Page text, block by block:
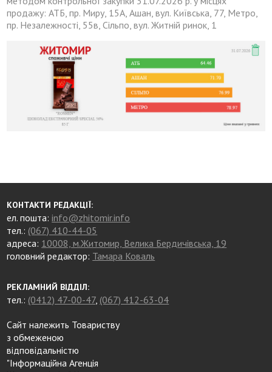
продажу: АТБ, пр. Миру, 15А, Ашан, вул. Київська, 77, Метро,
пр. Незалежності, 55в, Сільпо, вул. Житній ринок, 1
КОНТАКТИ РЕДАКЦІЇ:
ел. пошта:info@zhitomir.info
тел.: (067) 410-44-05
адреса: 10008, м.Житомир, Велика Бердичівська, 19
головний редактор: Тамара Коваль
РЕКЛАМНИЙ ВІДДІЛ:
тел.: (0412) 47-00-47, (067) 412-63-04
Сайт належить Товариству
з обмеженою
відповідальністю
"Інформаційна Агенція